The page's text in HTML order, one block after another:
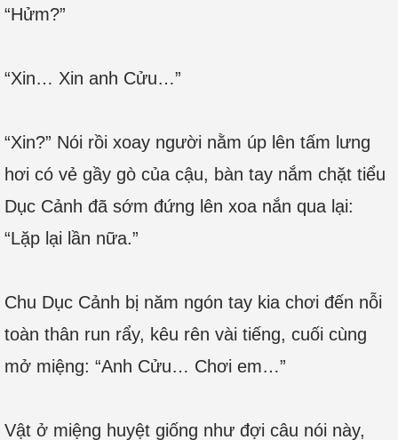
“Hửm?”
“Xin… Xin anh Cửu…”
“Xin?” Nói rồi xoay người nằm úp lên tấm lưng
hơi có vẻ gầy gò của cậu, bàn tay nắm chặt tiểu
Dục Cảnh đã sớm đứng lên xoa nắn qua lại:
“Lặp lại lần nữa.”
Chu Dục Cảnh bị năm ngón tay kia chơi đến nỗi
toàn thân run rẩy, kêu rên vài tiếng, cuối cùng
mở miệng: “Anh Cửu… Chơi em…”
Vật ở miệng huyệt giống như đợi câu nói này,